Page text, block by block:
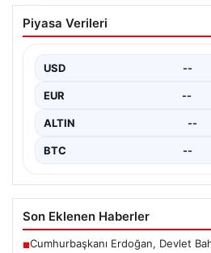
Altın fiyatları canlı 2
fiyatları ne kadar oldu?
fiyatları
Piyasa Verileri
USD --
EUR --
ALTIN --
BTC --
Son Eklenen Haberler
■Cumhurbaşkanı Erdoğan, Devlet